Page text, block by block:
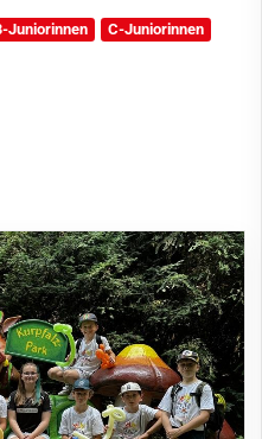
Juniorinnen
C-Juniorinnen